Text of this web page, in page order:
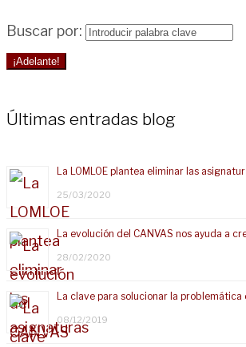
Buscar por:
¡Adelante!
Últimas entradas blog
La LOMLOE plantea eliminar las
25/03/2020
La evolución del CANVAS nos ayuda a
28/02/2020
La clave para solucionar la
08/12/2019